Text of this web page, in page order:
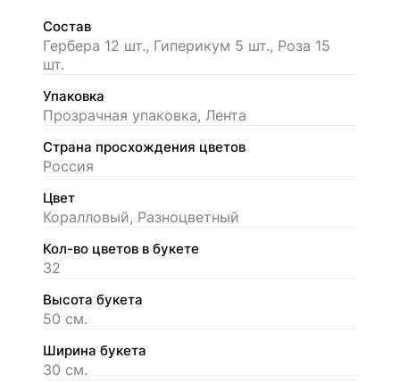
Состав
Гербера 12 шт., Гиперикум 5 шт., Роза 15
шт.
Упаковка
Прозрачная упаковка, Лента
Страна просхождения цветов
Россия
Цвет
Коралловый, Разноцветный
Кол-во цветов в букете
32
Высота букета
50 см.
Ширина букета
30 см.